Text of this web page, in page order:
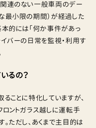
連のない一般車両のデー
最小限の期間）が経過した
本的には「何か事件があっ
バーの日常を監視・利用す
るの？
ことに特化していますが、
ロントガラス越しに運転手
ただし、あくまで主目的は